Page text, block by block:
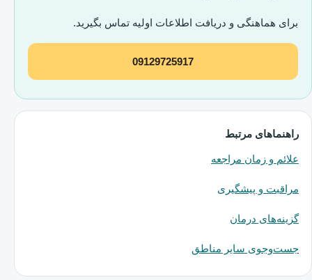
برای هماهنگی و دریافت اطلاعات اولیه تماس بگیرید.
09129725917
راهنماهای مرتبط
علائم و زمان مراجعه
مراقبت و پیشگیری
گزینه‌های درمان
جست‌وجوی سایر مناطق